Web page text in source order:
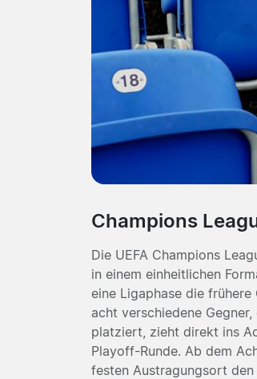
Champions
Die UEFA Champions
in einem einheitlichen
eine Ligaphase die
acht verschiedene
platziert, zieht direkt ins
Playoff-Runde. Ab dem
festen Austragungsort